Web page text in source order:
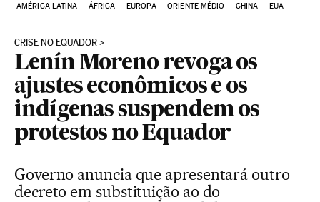
AMÉRICA LATINA ÁFRICA EUROPA ORIENTE MÉDIO CHINA EUA
CRISE NO EQUADOR
Lenín Moreno revoga os
ajustes econômicos e os
indígenas suspendem os
protestos no Equador
Governo anuncia que apresentará outro
decreto em substituição ao do